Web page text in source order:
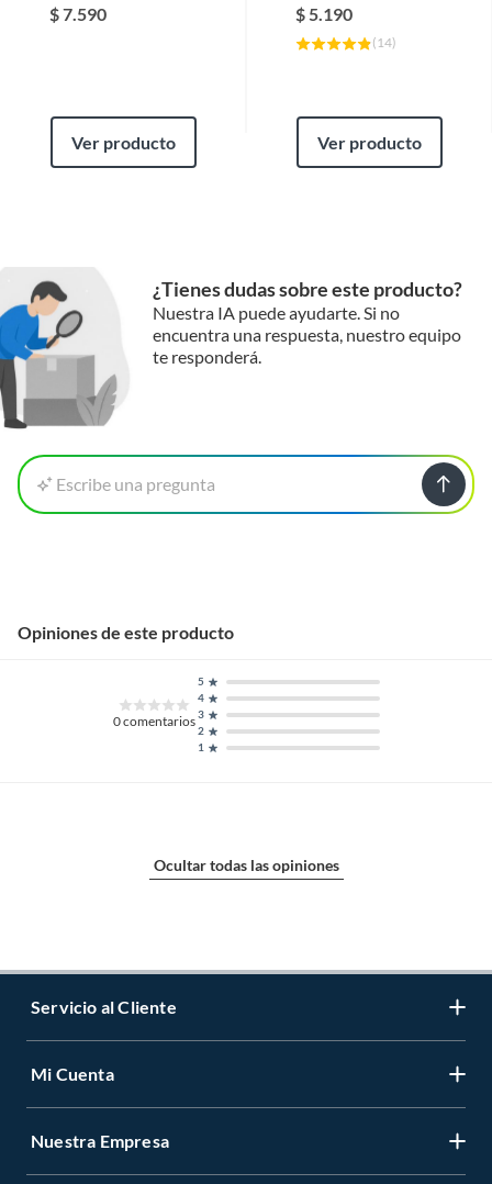
6mm
$7.590
Ver producto
60 uni
$5.190
( 14)
Ver producto
¿Tienes dudas sobre este producto?
Nuestra IA puede ayudarte. Si no
encuentra una respuesta, nuestro equipo
te responderá.
Escribe una pregunta
Opiniones de este producto
0comentarios
1
2
3
4
5
Ocultar todas las opiniones
Servicio al Cliente
Contáctanos
Mi Cuenta
Registrate
Nuestra Empresa